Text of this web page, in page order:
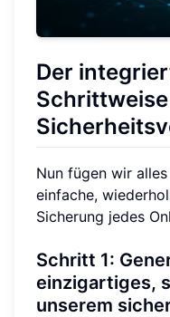
Der
Schrittweise
Nun fügen wir
einfache,
Sicherung jedes
Schritt 1:
einzigartiges,
unserem